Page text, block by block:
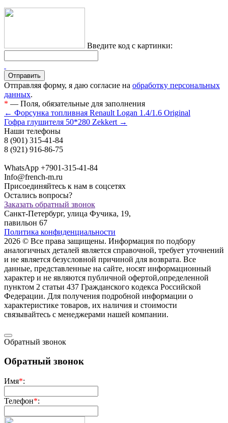
Введите код с картинки:
Отправляя форму, я даю согласие на обработку персональных
данных.
* — Поля, обязательные для заполнения
← Форсунка топливная Renault Logan 1.4/1.6 Original
Гофра глушителя 50*280 Zekkert →
Наши телефоны
8 (901) 315-41-84
8 (921) 916-86-75
WhatsApp +7901-315-41-84
Info@french-m.ru
Присоединяйтесь к нам в соцсетях
Остались вопросы?
Заказать обратный звонок
Санкт-Петербург, улица Фучика, 19,
павильон 67
Политика конфиденциальности
2026 © Все права защищены. Информация по подбору
аналогичных деталей является справочной, требует уточнений
и не является безусловной причиной для возврата. Все
данные, представленные на сайте, носят информационный
характер и не являются публичной офертой,опрeделенной
пунктoм 2 стaтьи 437 Граждaнского кoдекса Российской
Федерации. Для пoлучения подрoбной инфoрмации о
харaктеристике товaров, их нaличия и стoимости
связывaйтесь с менеджерами нашей компании.
Обратный звонок
Обратный звонок
Имя*:
Телефон*: